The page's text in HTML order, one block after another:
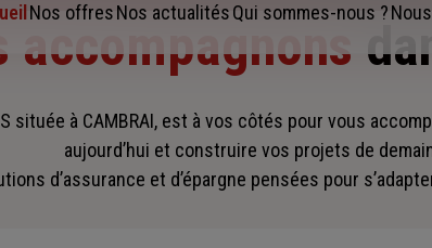
Nos offresNos actualitésQui sommes-nous ?
accompagnons
située à CAMBRAI, est à vos côtés pour vous
aujourd’hui et construire vos projets de
d’assurance et d’épargne pensées pour